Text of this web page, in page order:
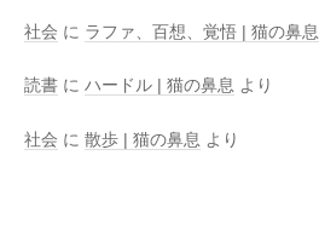
社会 に ラファ、百想、覚悟 | 猫の鼻息
読書 に ハードル | 猫の鼻息 より
社会 に 散歩 | 猫の鼻息 より